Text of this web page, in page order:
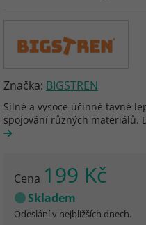
Značka: BIGSTREN
Silné a vysoce účinné tavné
spojování různých materiálů.
Cena 199 Kč
Skladem
Odeslání v nejbližších dnech.